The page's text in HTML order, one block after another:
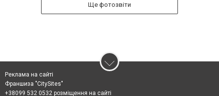
Ще фотозвіти
Реклама на сайті
Франшиза "CitySites"
+38099 532 0532 розміщення на сайті